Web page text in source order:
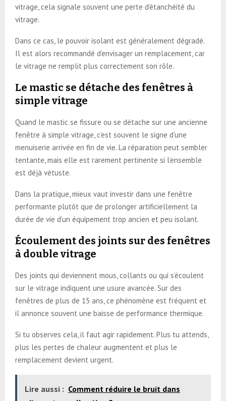
vitrage, cela signale souvent une perte d’étanchéité du
vitrage.
Dans ce cas, le pouvoir isolant est généralement dégradé.
Il est alors recommandé d’envisager un remplacement, car
le vitrage ne remplit plus correctement son rôle.
Le mastic se détache des fenêtres à
simple vitrage
Quand le mastic se fissure ou se détache sur une ancienne
fenêtre à simple vitrage, c’est souvent le signe d’une
menuiserie arrivée en fin de vie. La réparation peut sembler
tentante, mais elle est rarement pertinente si l’ensemble
est déjà vétuste.
Dans la pratique, mieux vaut investir dans une fenêtre
performante plutôt que de prolonger artificiellement la
durée de vie d’un équipement trop ancien et peu isolant.
Écoulement des joints sur des fenêtres
à double vitrage
Des joints qui deviennent mous, collants ou qui s’écoulent
sur le vitrage indiquent une usure avancée. Sur des
fenêtres de plus de 15 ans, ce phénomène est fréquent et
il annonce souvent une baisse de performance thermique.
Si tu observes cela, il faut agir rapidement. Plus tu attends,
plus les pertes de chaleur augmentent et plus le
remplacement devient urgent.
Lire aussi : Comment réduire le bruit dans